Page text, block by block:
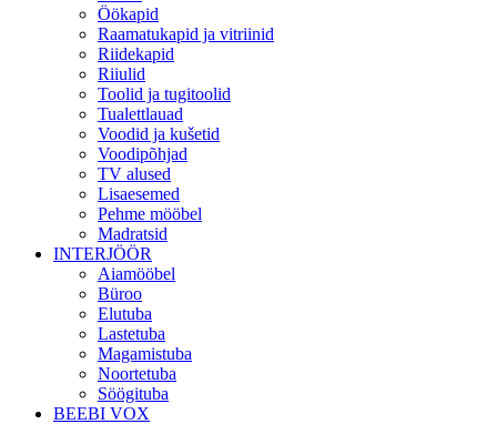
Öökapid
Raamatukapid ja vitriinid
Riidekapid
Riiulid
Toolid ja tugitoolid
Tualettlauad
Voodid ja kušetid
Voodipõhjad
TV alused
Lisaesemed
Pehme mööbel
Madratsid
INTERJÖÖR
Aiamööbel
Büroo
Elutuba
Lastetuba
Magamistuba
Noortetuba
Söögituba
BEEBI VOX